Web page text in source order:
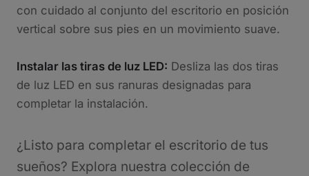
con cuidado al conjunto del escritorio en posición
vertical sobre sus pies en un movimiento suave.
Instalar las tiras de luz LED: Desliza las dos tiras
de luz LED en sus ranuras designadas para
completar la instalación.
¿Listo para completar el escritorio de tus
sueños? Explora nuestra colección de